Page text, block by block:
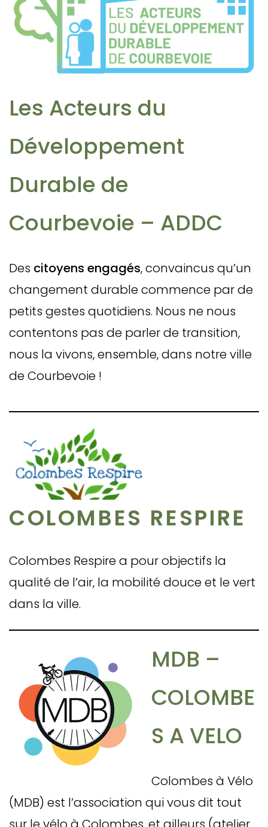
Les Acteurs du
Développement
Durable de
Courbevoie – ADDC
Des citoyens engagés, convaincus qu’un
changement durable commence par de
petits gestes quotidiens. Nous ne nous
contentons pas de parler de transition,
nous la vivons, ensemble, dans notre ville
de Courbevoie !
COLOMBES RESPIRE
Colombes Respire a pour objectifs la
qualité de l’air, la mobilité douce et le vert
dans la ville.
MDB –
COLOMBE
S A VELO
Colombes à Vélo
(MDB) est l’association qui vous dit tout